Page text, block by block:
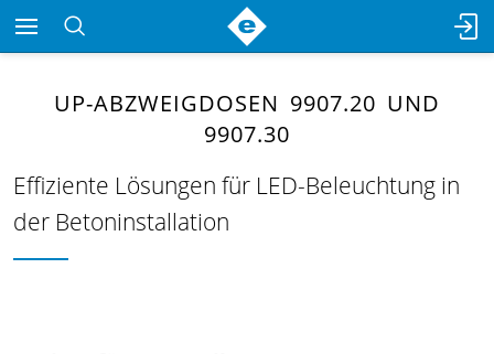
UP-ABZWEIGDOSEN 9907.20 UND
9907.30
Effiziente Lösungen für LED-Beleuchtung in
der Betoninstallation